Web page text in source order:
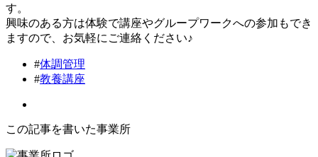
す。
興味のある方は体験で講座やグループワークへの参加もでき
ますので、お気軽にご連絡ください♪
#体調管理
#教養講座
この記事を書いた事業所